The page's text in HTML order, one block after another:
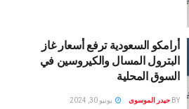
أرامكو السعودية ترفع أسعار غاز
البترول المسال والكيروسين في
السوق المحلية
BY حيدر الموسوى يونيو 30, 2024